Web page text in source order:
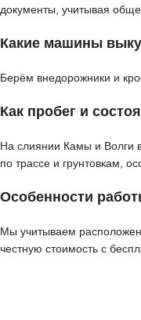
документы, учитывая
Какие машины
Берём внедорожники и
Как пробег и
На слиянии Камы и Волги
по трассе и грунтовкам,
Особенности
Мы учитываем
честную стоимость с